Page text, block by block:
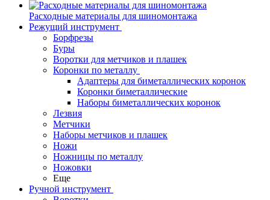
Расходные материалы для шиномонтажа
Режущий инструмент
Борфрезы
Буры
Воротки для метчиков и плашек
Коронки по металлу
Адаптеры для биметаллических коронок
Коронки биметаллические
Наборы биметаллических коронок
Лезвия
Метчики
Наборы метчиков и плашек
Ножи
Ножницы по металлу
Ножовки
Еще
Ручной инструмент